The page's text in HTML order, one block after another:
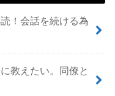
！会話を続ける為
教えたい。同僚と